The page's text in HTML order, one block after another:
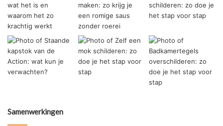
Samenwerkingen